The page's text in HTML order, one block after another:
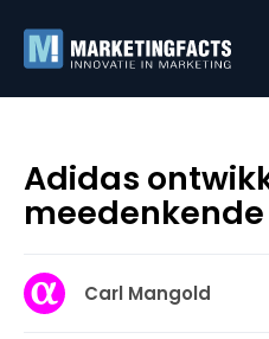
Adidas
Carl Mangold